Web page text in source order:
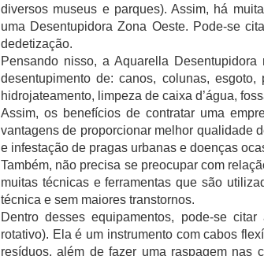
diversos museus e parques). Assim, há
uma Desentupidora Zona Oeste. Pode-se
dedetização.
Pensando nisso, a Aquarella
desentupimento de: canos, colunas,
hidrojateamento, limpeza de caixa d’água,
Assim, os benefícios de contratar uma
vantagens de proporcionar melhor qualidade
e infestação de pragas urbanas e doenças
Também, não precisa se preocupar com
muitas técnicas e ferramentas que são
técnica e sem maiores transtornos.
Dentro desses equipamentos, pode-se
rotativo). Ela é um instrumento com cabos
resíduos, além de fazer uma raspagem nas